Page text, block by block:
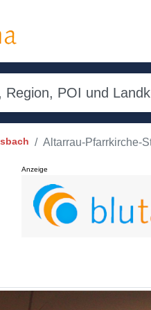
Altarrau-Pfarrkirche-
Anzeige